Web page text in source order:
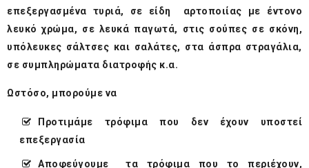
επεξεργασμένα τυριά, σε είδη αρτοποιίας με έντονο
λευκό χρώμα, σε λευκά παγωτά, στις σούπες σε σκόνη,
υπόλευκες σάλτσες και σαλάτες, στα άσπρα στραγάλια,
σε συμπληρώματα διατροφής κ.α.
Ωστόσο, μπορούμε να
Προτιμάμε τρόφιμα που δεν έχουν υποστεί
επεξεργασία
Αποφεύγουμε τα τρόφιμα που το περιέχουν,